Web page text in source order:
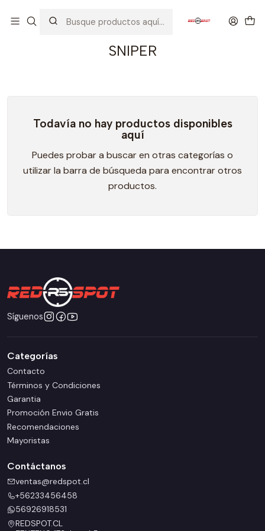
SNIPER
Todavía no hay productos disponibles
aquí
Puedes probar a buscar en otras categorías o
utilizar la barra de búsqueda para encontrar otros
productos.
Síguenos
Categorías
Contacto
Términos y Condiciones
Garantia
Promoción Envio Gratis
Recomendaciones
Mayoristas
Contáctanos
ventas@redspot.cl
+56233456458
56926918531
REDSPOT.CL